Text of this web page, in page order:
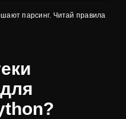
парсинг. Читай правила